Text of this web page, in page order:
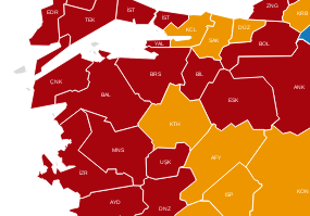
AFY
ANK
AYD
BAL
BİL
BOL
BRS
ÇNK
DNZ
EDR
ESK
ISP
İST
İST
İZR
KCL
KON
KTH
MNS
SAK
TEK
UŞK
ZNG
YAL
KRB
DÜZ